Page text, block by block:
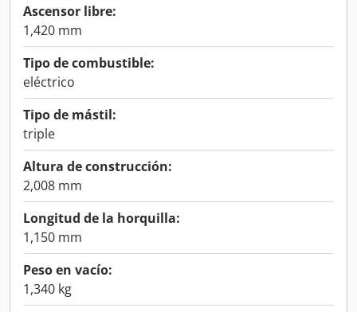
Ascensor libre:
1,420 mm
Tipo de combustible:
eléctrico
Tipo de mástil:
triple
Altura de construcción:
2,008 mm
Longitud de la horquilla:
1,150 mm
Peso en vacío:
1,340 kg